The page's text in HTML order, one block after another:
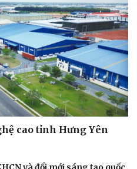
Đời sống
cao tỉnh Hưng Yên